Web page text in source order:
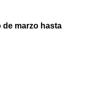
de marzo hasta